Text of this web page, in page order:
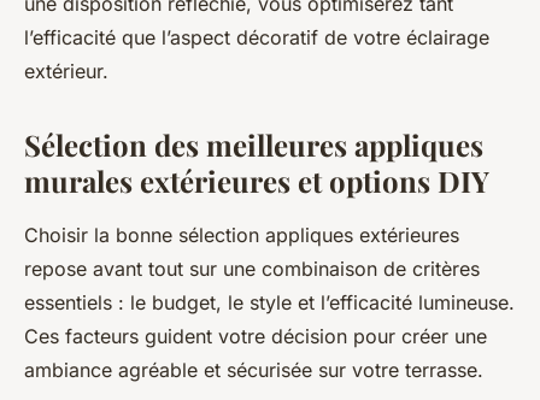
l’efficacité que l’aspect décoratif de votre éclairage
extérieur.
Sélection des meilleures appliques
murales extérieures et options DIY
Choisir la bonne sélection appliques extérieures
repose avant tout sur une combinaison de critères
essentiels : le budget, le style et l’efficacité lumineuse.
Ces facteurs guident votre décision pour créer une
ambiance agréable et sécurisée sur votre terrasse.